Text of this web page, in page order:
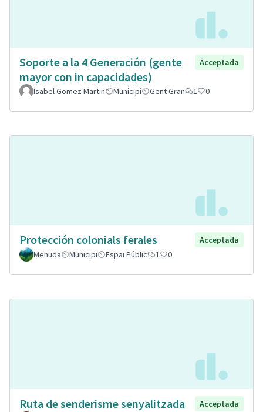
Soporte a la 4 Generación (gente
mayor con in capacidades)
Acceptada
Isabel Gomez Martin Municipi Gent Gran 1 0
Protección colonials ferales
Acceptada
Menuda
Municipi Espai Públic 1 0
Ruta de senderisme senyalitzada
Acceptada